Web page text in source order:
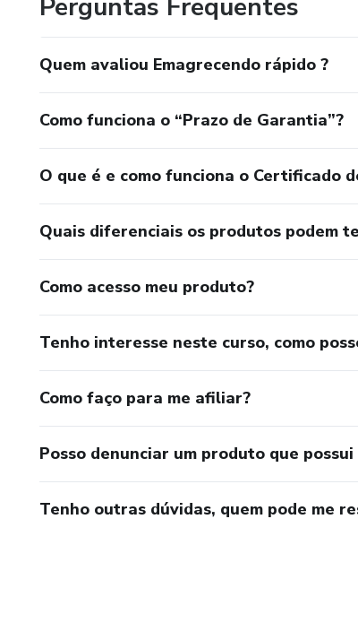
Perguntas Frequentes
Quem avaliou Emagrecendo rápido ?
Como funciona o “Prazo de Garantia”?
O que é e como funciona o Certificado
Quais diferenciais os produtos podem
Como acesso meu produto?
Tenho interesse neste curso, como
Como faço para me afiliar?
Posso denunciar um produto que
Tenho outras dúvidas, quem pode me